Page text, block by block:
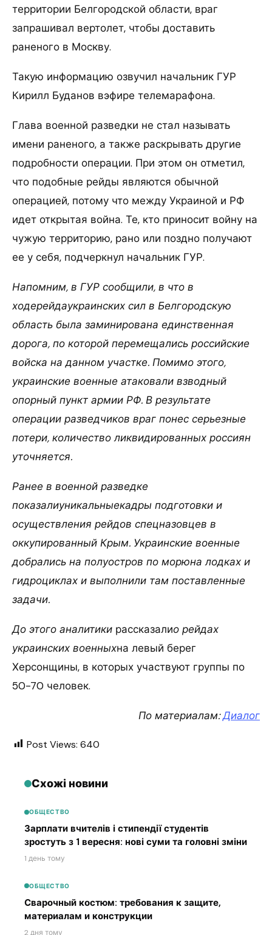
территории Белгородской области, враг
запрашивал вертолет, чтобы доставить
раненого в Москву.
Такую информацию озвучил начальник ГУР
Кирилл Буданов вэфире телемарафона.
Глава военной разведки не стал называть
имени раненого, а также раскрывать другие
подробности операции. При этом он отметил,
что подобные рейды являются обычной
операцией, потому что между Украиной и РФ
идет открытая война. Те, кто приносит войну на
чужую территорию, рано или поздно получают
ее у себя, подчеркнул начальник ГУР.
Напомним, в ГУР сообщили, в что в
ходерейдаукраинских сил в Белгородскую
область была заминирована единственная
дорога, по которой перемещались российские
войска на данном участке. Помимо этого,
украинские военные атаковали взводный
опорный пункт армии РФ. В результате
операции разведчиков враг понес серьезные
потери, количество ликвидированных россиян
уточняется.
Ранее в военной разведке
показалиуникальныекадры подготовки и
осуществления рейдов спецназовцев в
оккупированный Крым. Украинские военные
добрались на полуостров по морюна лодках и
гидроциклах и выполнили там поставленные
задачи.
До этого аналитики рассказалио рейдах
украинских военныхна левый берег
Херсонщины, в которых участвуют группы по
50-70 человек.
По материалам:Диалог
Post Views: 640
Схожі новини
ОБЩЕСТВО
Зарплати вчителів і стипендії студентів
зростуть з 1 вересня: нові суми та головні зміни
1 день тому
ОБЩЕСТВО
Сварочный костюм: требования к защите,
материалам и конструкции
2 дня тому